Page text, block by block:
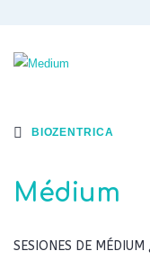
BIOZENTRICA
Médium
SESIONES DE